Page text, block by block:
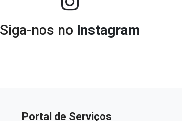
Siga-nos no Instagram
Portal de Serviços